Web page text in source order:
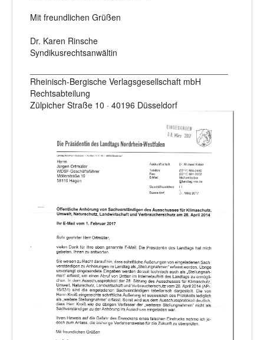
Mit freundlichen Grüßen
Dr. Karen Rinsche
Syndikusrechtsanwältin
Rheinisch-Bergische Verlagsgesellschaft mbH
Rechtsabteilung
Zülpicher Straße 10 · 40196 Düsseldorf